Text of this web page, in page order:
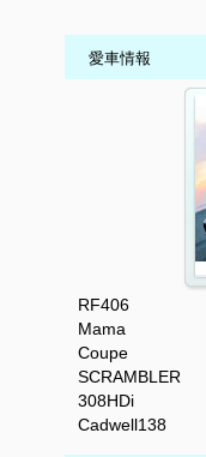
愛車情報
RF406
Mama
Coupe
SCRAMBLER
308HDi
Cadwell138